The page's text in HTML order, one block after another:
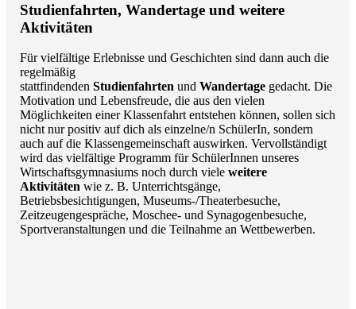
Studienfahrten, Wandertage und weitere
Aktivitäten
Für vielfältige Erlebnisse und Geschichten sind dann auch die
regelmäßig
stattfindendenStudienfahrtenundWandertage gedacht. Die
Motivation und Lebensfreude, die aus den vielen
Möglichkeiten einer Klassenfahrt entstehen können, sollen sich
nicht nur positiv auf dich als einzelne/n SchülerIn, sondern
auch auf die Klassengemeinschaft auswirken. Vervollständigt
wird das vielfältige Programm für SchülerInnen unseres
Wirtschaftsgymnasiums noch durch vieleweitere
Aktivitäten wie z. B. Unterrichtsgänge,
Betriebsbesichtigungen, Museums-/Theaterbesuche,
Zeitzeugengespräche, Moschee- und Synagogenbesuche,
Sportveranstaltungen und die Teilnahme an Wettbewerben.